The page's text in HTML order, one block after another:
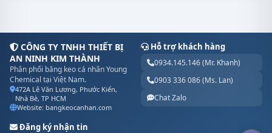
CÔNG TY TNHH THIẾT BỊ
AN NINH KIM THÀNH
Phân phối băng keo cá nhân Young
Chemical tại Việt Nam.
472A Lê Văn Lương, Phước Kiển,
Nhà Bè, TP HCM
Website: bangkeocanhan.com
Hỗ trợ khách hàng
0934.145.146 (Mr. Khanh)
0903 336 086 (Ms. Lan)
Chat Zalo
Đăng ký nhận tin